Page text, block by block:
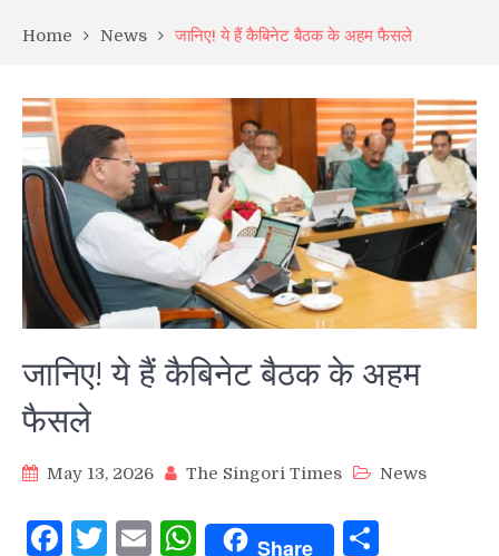
Home News जानिए! ये हैं कैबिनेट बैठक के अहम फैसले
जानिए! ये हैं कैबिनेट बैठक के अहम
फैसले
May 13, 2026 The Singori Times News
Facebook
Twitter
EmailWhatsApp
Share